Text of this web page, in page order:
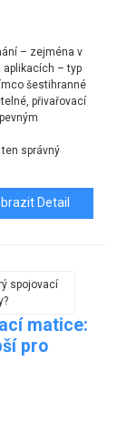
– zejména v
aplikacích – typ
šestihranné
přivařovací
správný
Detail
matice:
pro